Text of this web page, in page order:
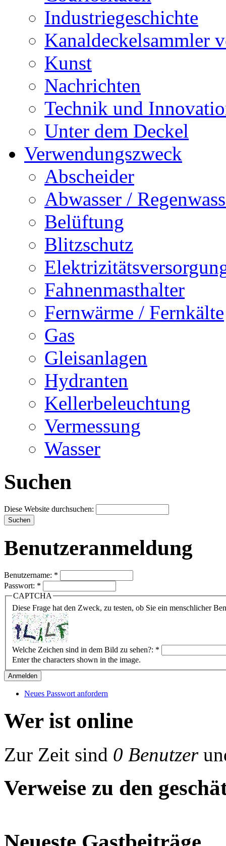
Industriegeschichte
Kanaldeckelsammler
Kunst
Nachrichten
Technik und
Unter dem Deckel
Verwendungszweck
Abscheider
Abwasser /
Belüftung
Blitzschutz
Fahnenmasthalter
Fernwärme / Fernkälte
Gas
Gleisanlagen
Hydranten
Kellerbeleuchtung
Vermessung
Wasser
Suchen
Diese Website durchsuchen:
Benutzeranmeldung
Benutzername: *
Passwort: *
CAPTCHA
Diese Frage hat den Zweck, zu testen, ob Sie ein menschlicher
Welche Zeichen sind in dem Bild zu sehen?: *
Enter the characters shown in the image.
Neues Passwort anfordern
Wer ist online
Zur Zeit sind 0 Benutzer
Verweise zu den